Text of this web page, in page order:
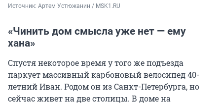
Источник: Артем Устюжанин / MSK1.RU
«Чинить дом смысла уже нет — ему
хана»
Спустя некоторое время у того же подъезда
паркует массивный карбоновый велосипед 40-
летний Иван. Родом он из Санкт-Петербурга, но
сейчас живет на две столицы. В доме на